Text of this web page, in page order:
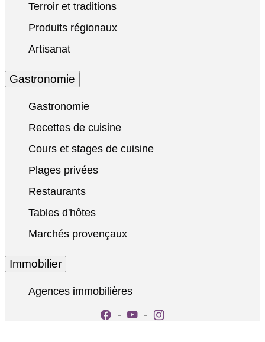
Terroir et traditions
Produits régionaux
Artisanat
Gastronomie
Gastronomie
Recettes de cuisine
Cours et stages de cuisine
Plages privées
Restaurants
Tables d'hôtes
Marchés provençaux
Immobilier
Agences immobilières
-
-